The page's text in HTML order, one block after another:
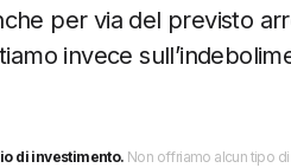
per via del previsto
invece
di investimento. Non offriamo alcun tipo di